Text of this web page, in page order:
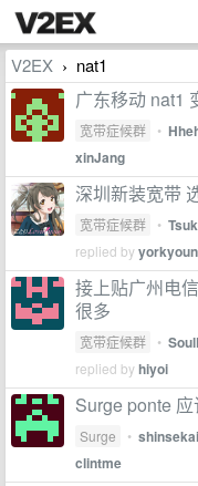
V2EX › nat1
广东移动 nat1
宽带症候群 •
xinJang
深圳新装宽带
宽带症候群 •
replied by
接上贴广州电
很多
宽带症候群 •
replied byhiyoi
Surge ponte 应
Surge • shinsekai
clintme